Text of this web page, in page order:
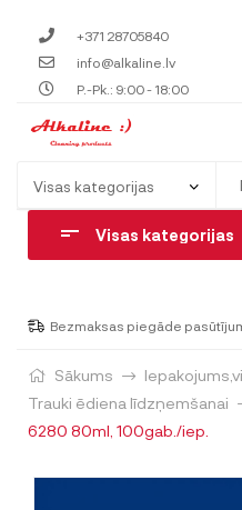
+371 28705840
info@alkaline.lv
P.-Pk.: 9:00 - 18:00
Visas kategorijas
Bezmaksas piegāde
Sākums
Trauki ēdiena līdzņemšanai
6280 80ml, 100gab./iep.